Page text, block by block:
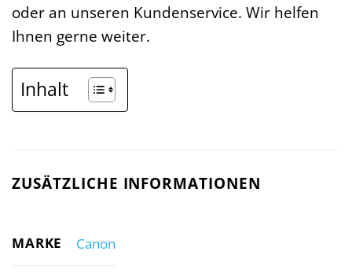
oder an unseren Kundenservice. Wir helfen
Ihnen gerne weiter.
Inhalt
ZUSÄTZLICHE INFORMATIONEN
MARKE Canon